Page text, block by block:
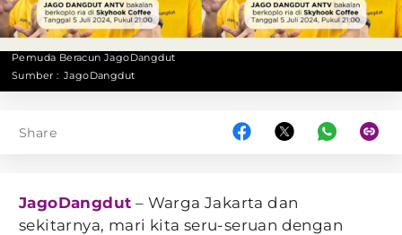
Pemuda Beracun JagoDangdut
Sumber : JagoDangdut
Share
JagoDangdut – Warga Jakarta dan
sekitarnya, mari kita seru-seruan dengan